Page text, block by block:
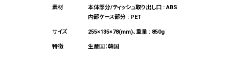
本体部分/ティッシュ取り出し口 : ABS
内部ケース部分 : PET
255×135×78(mm)、重量 : 850g
生産国：韓国